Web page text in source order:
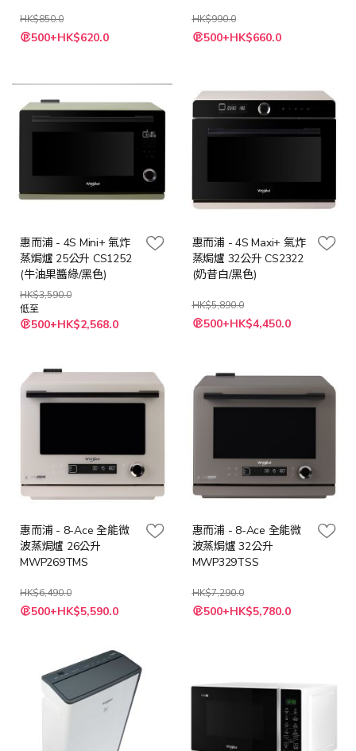
HK$850.0
500+HK$620.0
HK$990.0
500+HK$660.0
惠而浦 - 4S Mini+ 氣炸
蒸焗爐 25公升 CS1252
(牛油果醬綠/黑色)
HK$3,590.0
低至
500+HK$2,568.0
惠而浦 - 4S Maxi+ 氣炸
蒸焗爐 32公升 CS2322
(奶昔白/黑色)
HK$5,890.0
500+HK$4,450.0
惠而浦 - 8-Ace 全能微
波蒸焗爐 26公升
MWP269TMS
HK$6,490.0
特
殊 500+HK$5,590.0
惠而浦 - 8-Ace 全能微
波蒸焗爐 32公升
MWP329TSS
HK$7,290.0
特
殊 500+HK$5,780.0